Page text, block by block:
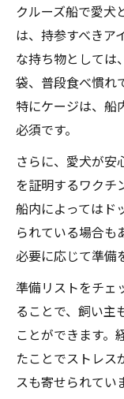
愛犬と
ツ
ペット
法
遊覧船
準
クルー
犬連れで遊
スト
遊覧船
一覧
ペット
ト
クルーズ船で愛犬
は、持参すべきア
な持ち物としては
袋、普段食べ慣れ
特にケージは、船
必須です。
さらに、愛犬が安
を証明するワクチ
船内によってはド
られている場合も
必要に応じて準備
準備リストをチェ
ることで、飼い主
ことができます。
たことでストレス
スも寄せられてい